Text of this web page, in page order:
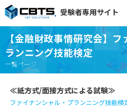
受験者専用サイト
【金融財政事情研究会】
ランニング技能検定
一覧ページ
≪紙方式/面接方式による試験≫
ファイナンシャル・プランニング技能検